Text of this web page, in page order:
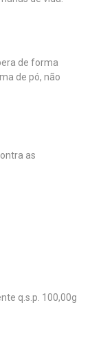
de forma
de pó, não
as
q.s.p. 100,00g